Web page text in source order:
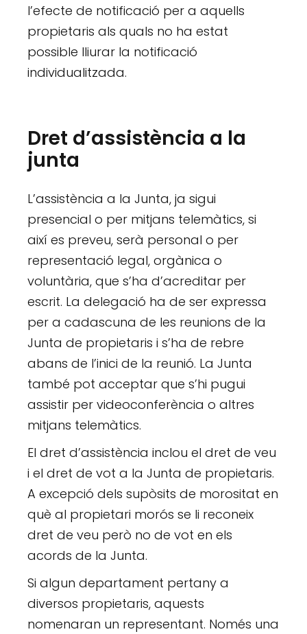
l’efecte de notificació per a aquells
propietaris als quals no ha estat
possible lliurar la notificació
individualitzada.
Dret d’assistència a la
junta
L’assistència a la Junta, ja sigui
presencial o per mitjans telemàtics, si
així es preveu, serà personal o per
representació legal, orgànica o
voluntària, que s’ha d’acreditar per
escrit. La delegació ha de ser expressa
per a cadascuna de les reunions de la
Junta de propietaris i s’ha de rebre
abans de l’inici de la reunió. La Junta
també pot acceptar que s’hi pugui
assistir per videoconferència o altres
mitjans telemàtics.
El dret d’assistència inclou el dret de veu
i el dret de vot a la Junta de propietaris.
A excepció dels supòsits de morositat en
què al propietari morós se li reconeix
dret de veu però no de vot en els
acords de la Junta.
Si algun departament pertany a
diversos propietaris, aquests
nomenaran un representant. Només una